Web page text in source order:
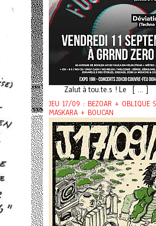
Zalut à tou.te.s ! Le [ ... ]
JEU 17/09 : BEZOAR + OBLIQUE
MASKARA + BOUCAN